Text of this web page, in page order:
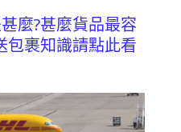
麼?甚麼貨品最容
包裹知識請點此看